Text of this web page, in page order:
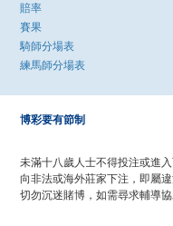
賠率
賽果
騎師分場表
練馬師分場表
博彩要有節制
未滿十八歲人士不得投注或進入
向非法或海外莊家下注，即屬違
切勿沉迷賭博，如需尋求輔導